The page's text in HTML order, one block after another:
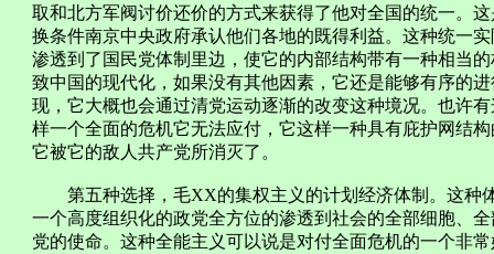
取和北方军阀讨价还价的方式来获得了他对全国的统一。
换条件南京中央政府承认他们各地的既得利益。这种统一
渗透到了国民党体制里边，使它的内部结构带有一种相当
致中国的现代化，如果没有其他因素，它还是能够有序的
现，它大概也会通过清党运动逐渐的改变这种境况。也许
样一个全面的危机它无法应付，它这样一种具有庇护网结
它被它的敌人共产党所消灭了。
第五种选择，毛XX的集权主义的计划经济体制。这种
一个高度组织化的政党全方位的渗透到社会的全部细胞、
党的使命。这种全能主义可以说是对付全面危机的一个非